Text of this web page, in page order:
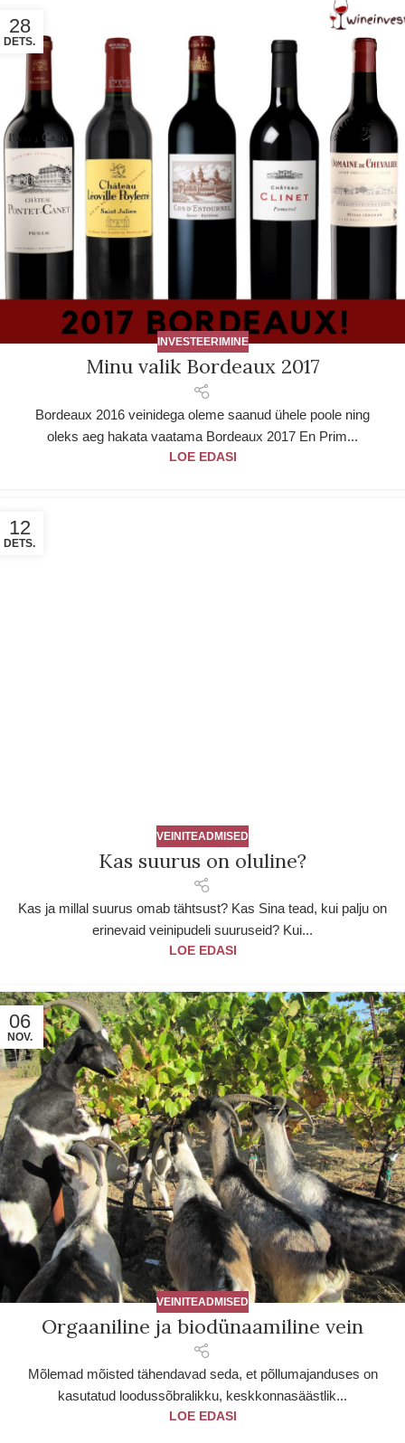
28
DETS.
INVESTEERIMINE
Minu valik Bordeaux 2017
Bordeaux 2016 veinidega oleme saanud ühele poole ning
oleks aeg hakata vaatama Bordeaux 2017 En Prim...
LOE EDASI
12
DETS.
VEINITEADMISED
Kas suurus on oluline?
Kas ja millal suurus omab tähtsust? Kas Sina tead, kui palju on
erinevaid veinipudeli suuruseid? Kui...
LOE EDASI
06
NOV.
VEINITEADMISED
Orgaaniline ja biodünaamiline vein
Mõlemad mõisted tähendavad seda, et põllumajanduses on
kasutatud loodussõbralikku, keskkonnasäästlik...
LOE EDASI